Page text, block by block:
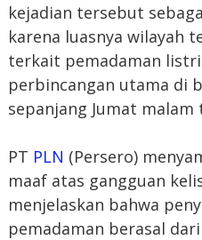
kejadian tersebut
karena luasnya wilayah
terkait pemadaman
perbincangan utama di
sepanjang Jumat malam
PT PLN (Persero)
maaf atas gangguan
menjelaskan bahwa
pemadaman berasal